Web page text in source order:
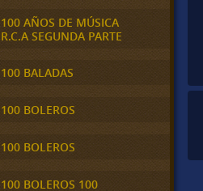
100 AÑOS DE MÚSICA
R.C.A SEGUNDA PARTE
100 BALADAS
100 BOLEROS
100 BOLEROS
100 BOLEROS 100